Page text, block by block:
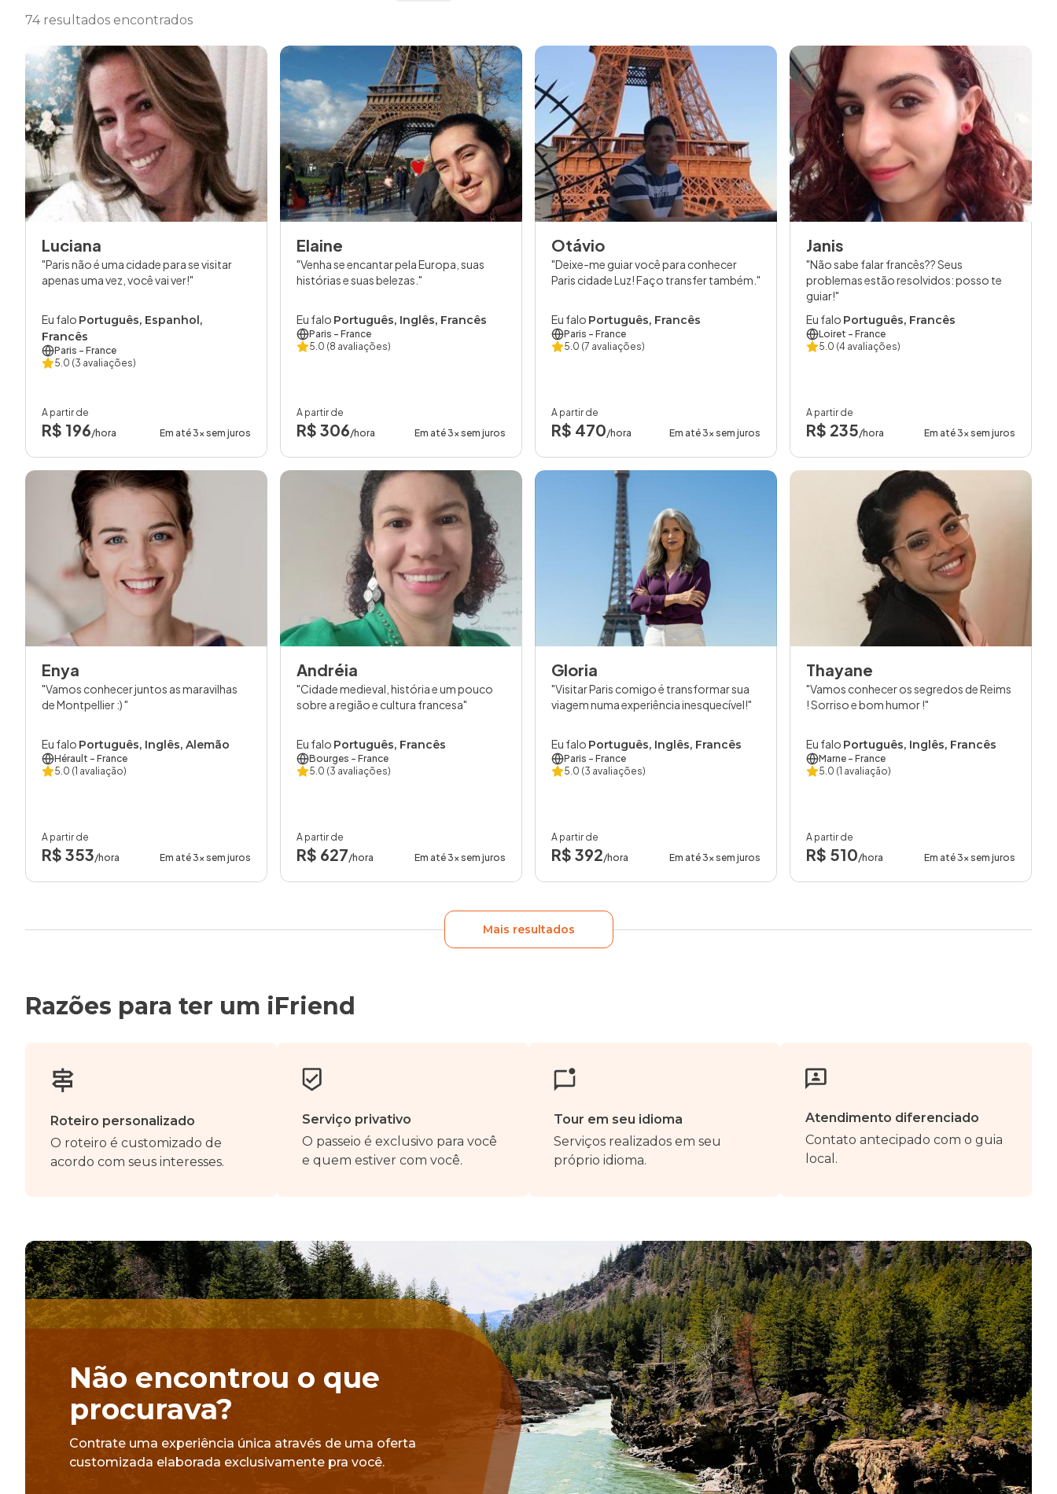
74 resultados encontrados
Luciana
Paris não é uma cidade para se visitar
apenas uma vez, você vai ver!
Eu falo Português, Espanhol,
Francês
Paris - France
5.0 (3 avaliações)
A partir de
R$ 196/hora Em até 3x sem juros
Elaine
Venha se encantar pela Europa, suas
histórias e suas belezas.
Eu falo Português, Inglês, Francês
Paris - France
5.0 (8 avaliações)
A partir de
R$ 306/hora Em até 3x sem juros
Otávio
Deixe-me guiar você para conhecer
Paris cidade Luz! Faço transfer também.
Eu falo Português, Francês
Paris - France
5.0 (7 avaliações)
A partir de
R$ 470/hora Em até 3x sem juros
Janis
Não sabe falar francês?? Seus
problemas estão resolvidos: posso te
guiar!
Eu falo Português, Francês
Loiret - France
5.0 (4 avaliações)
A partir de
R$ 235/hora Em até 3x sem juros
Enya
Vamos conhecer juntos as maravilhas
de Montpellier :)
Eu falo Português, Inglês, Alemão
Hérault - France
5.0 (1 avaliação)
A partir de
R$ 353/hora Em até 3x sem juros
Andréia
Cidade medieval, história e um pouco
sobre a região e cultura francesa
Eu falo Português, Francês
Bourges - France
5.0 (3 avaliações)
A partir de
R$ 627/hora Em até 3x sem juros
Gloria
Visitar Paris comigo é transformar sua
viagem numa experiência inesquecível!
Eu falo Português, Inglês, Francês
Paris - France
5.0 (3 avaliações)
A partir de
R$ 392/hora Em até 3x sem juros
Thayane
Vamos conhecer os segredos de Reims
! Sorriso e bom humor !
Eu falo Português, Inglês, Francês
Marne - France
5.0 (1 avaliação)
A partir de
R$ 510/hora Em até 3x sem juros
Mais resultados
Razões para ter um iFriend
Roteiro personalizado
O roteiro é customizado de
acordo com seus interesses.
Serviço privativo
O passeio é exclusivo para você
e quem estiver com você.
Tour em seu idioma
Serviços realizados em seu
próprio idioma.
Atendimento diferenciado
Contato antecipado com o guia
local.
Não encontrou o que
procurava?
Contrate uma experiência única através de uma oferta
customizada elaborada exclusivamente pra você.